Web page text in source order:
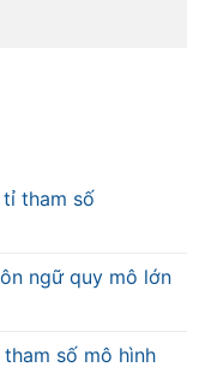
tham số
ngữ quy mô lớn
số mô hình